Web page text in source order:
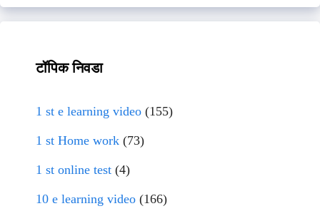
टॉपिक निवडा
1 st e learning video (155)
1 st Home work (73)
1 st online test (4)
10 e learning video (166)